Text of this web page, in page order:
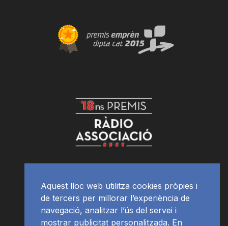
Aquest lloc web utilitza cookies pròpies i
de tercers per millorar l’experiència de
navegació, analitzar l’ús del servei i
mostrar publicitat personalitzada. En